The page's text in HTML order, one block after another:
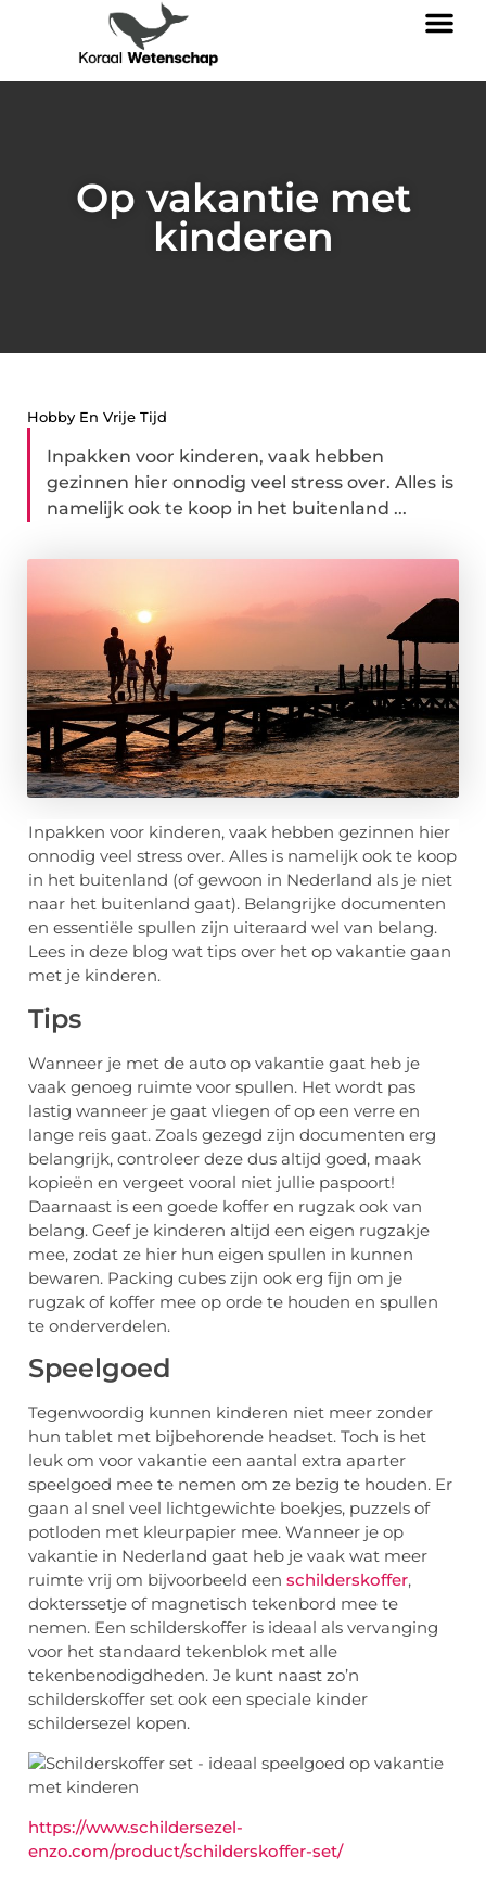
Op vakantie met
kinderen
Hobby En Vrije Tijd
Inpakken voor kinderen, vaak hebben
gezinnen hier onnodig veel stress over. Alles is
namelijk ook te koop in het buitenland ...
Inpakken voor kinderen, vaak hebben gezinnen hier
onnodig veel stress over. Alles is namelijk ook te koop
in het buitenland (of gewoon in Nederland als je niet
naar het buitenland gaat). Belangrijke documenten
en essentiële spullen zijn uiteraard wel van belang.
Lees in deze blog wat tips over het op vakantie gaan
met je kinderen.
Tips
Wanneer je met de auto op vakantie gaat heb je
vaak genoeg ruimte voor spullen. Het wordt pas
lastig wanneer je gaat vliegen of op een verre en
lange reis gaat. Zoals gezegd zijn documenten erg
belangrijk, controleer deze dus altijd goed, maak
kopieën en vergeet vooral niet jullie paspoort!
Daarnaast is een goede koffer en rugzak ook van
belang. Geef je kinderen altijd een eigen rugzakje
mee, zodat ze hier hun eigen spullen in kunnen
bewaren. Packing cubes zijn ook erg fijn om je
rugzak of koffer mee op orde te houden en spullen
te onderverdelen.
Speelgoed
Tegenwoordig kunnen kinderen niet meer zonder
hun tablet met bijbehorende headset. Toch is het
leuk om voor vakantie een aantal extra aparter
speelgoed mee te nemen om ze bezig te houden. Er
gaan al snel veel lichtgewichte boekjes, puzzels of
potloden met kleurpapier mee. Wanneer je op
vakantie in Nederland gaat heb je vaak wat meer
ruimte vrij om bijvoorbeeld een schilderskoffer,
dokterssetje of magnetisch tekenbord mee te
nemen. Een schilderskoffer is ideaal als vervanging
voor het standaard tekenblok met alle
tekenbenodigdheden. Je kunt naast zo’n
schilderskoffer set ook een speciale kinder
schildersezel kopen.
https://www.schildersezel-
enzo.com/product/schilderskoffer-set/